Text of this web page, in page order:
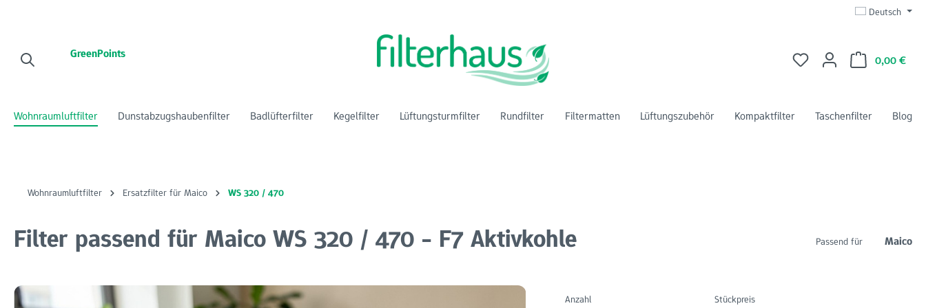
Deutsch
GreenPoints Du hast 0 Produkte auf dem
0,00 €
Wohnraumluftfilter Dunstabzugshaubenfilter Badlüfterfilter Kegelfilter Lüftungsturmfilter Rundfilter Filtermatten Lüftungszubehör Kompaktfilter Taschenfilter Blog
Wohnraumluftfilter Ersatzfilter für Maico WS 320 / 470
Filter passend für Maico WS 320 / 470 - F7 Aktivkohle Passend für Maico
Bildergalerie überspringen
Anzahl Stückpreis